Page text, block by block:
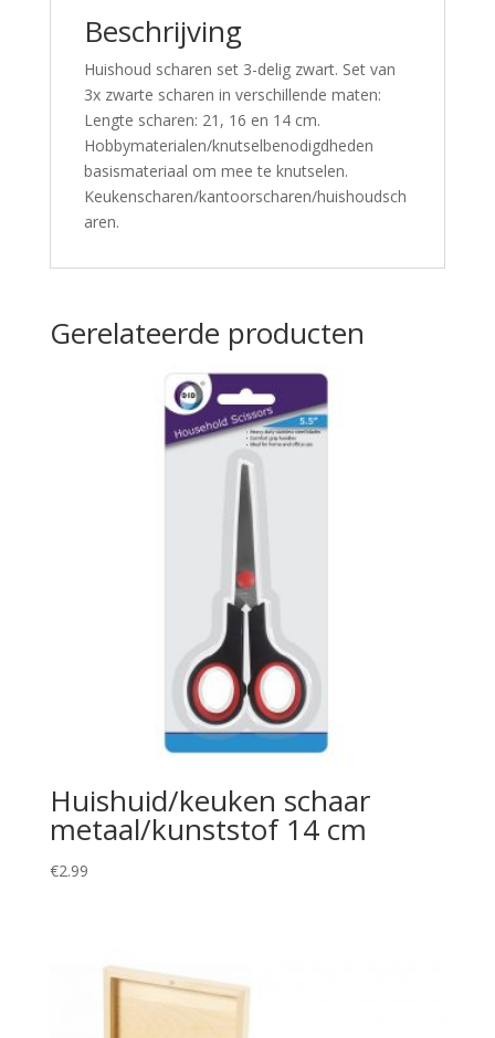
Beschrijving
Huishoud scharen set 3-delig zwart. Set van
3x zwarte scharen in verschillende maten:
Lengte scharen: 21, 16 en 14 cm.
Hobbymaterialen/knutselbenodigdheden
basismateriaal om mee te knutselen.
Keukenscharen/kantoorscharen/huishoudsch
aren.
Gerelateerde producten
Huishuid/keuken schaar
metaal/kunststof 14 cm
€2.99